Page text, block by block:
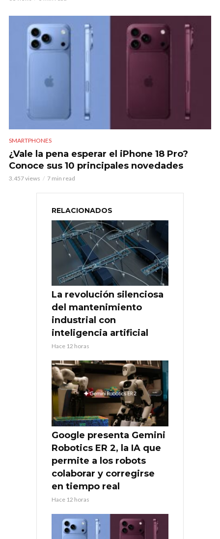
SMARTPHONES
¿Vale la pena esperar el iPhone 18 Pro?
Conoce sus 10 principales novedades
3.457 views 7 min read
RELACIONADOS
La revolución silenciosa
del mantenimiento
industrial con
inteligencia artificial
Hace 12 horas
Google presenta Gemini
Robotics ER 2, la IA que
permite a los robots
colaborar y corregirse
en tiempo real
Hace 12 horas